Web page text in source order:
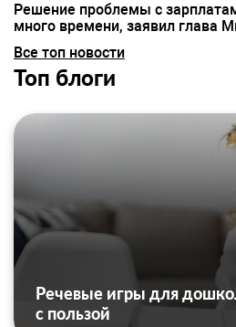
Решение проблемы с
много времени, заявил глава
Все топ новости
Топ блоги
Речевые игры для
с пользой